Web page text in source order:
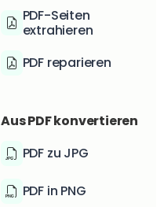
PDF-Seiten
extrahieren
PDF reparieren
Aus PDF konvertieren
PDF zu JPG
PDF in PNG